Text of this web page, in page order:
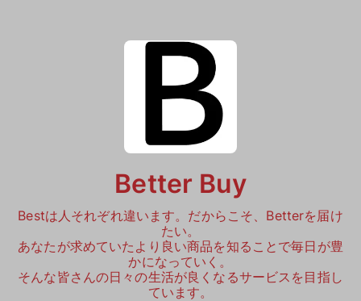
Better Buy
Bestは人それぞれ違います。だからこそ、Betterを届け
たい。
あなたが求めていたより良い商品を知ることで毎日が豊
かになっていく。
そんな皆さんの日々の生活が良くなるサービスを目指し
ています。